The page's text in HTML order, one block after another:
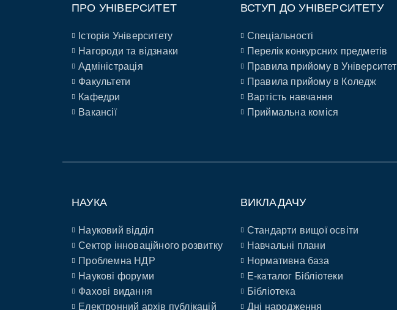
ПРО УНІВЕРСИТЕТ
Історія Університету
Нагороди та відзнаки
Адміністрація
Факультети
Кафедри
Вакансії
ВСТУП ДО УНІВЕРСИТЕТУ
Спеціальності
Перелік конкурсних предметів
Правила прийому в Університет
Правила прийому в Коледж
Вартість навчання
Приймальна коміся
НАУКА
Науковий відділ
Сектор інноваційного розвитку
Проблемна НДР
Наукові форуми
Фахові видання
Електронний архів публікацій
ВИКЛАДАЧУ
Стандарти вищої освіти
Навчальні плани
Нормативна база
E-каталог Бібліотеки
Бібліотека
Дні народження